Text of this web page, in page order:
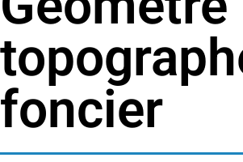
foncier